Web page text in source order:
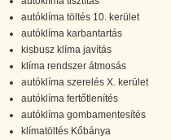
autóklíma töltés 10. kerület
autóklíma karbantartás
kisbusz klíma javítás
klíma rendszer átmosás
autóklíma szerelés X. kerület
autóklíma fertőtlenítés
autóklíma gombamentesítés
klímatöltés Kőbánya